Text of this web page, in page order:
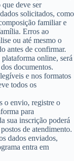
deve ser
solicitados, como
familiar e
Erros ao
ou até mesmo o
antes de confirmar.
online, será
documentos.
e nos formatos
todos os
o envio, registre o
para
sua inscrição poderá
de atendimento.
dados enviados,
entra em